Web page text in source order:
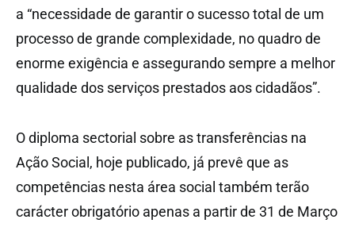
a “necessidade de garantir o sucesso total de um
processo de grande complexidade, no quadro de
enorme exigência e assegurando sempre a melhor
qualidade dos serviços prestados aos cidadãos”.
O diploma sectorial sobre as transferências na
Ação Social, hoje publicado, já prevê que as
competências nesta área social também terão
carácter obrigatório apenas a partir de 31 de Março